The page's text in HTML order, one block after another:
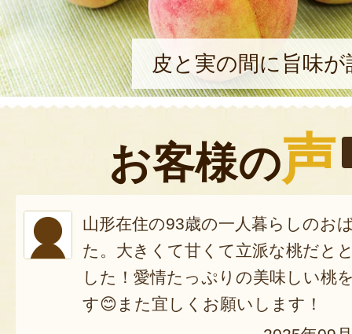
皮と実の間に旨味
お客様の声
山形在住の93歳の一人暮らしのお
た。大きくて甘くて立派な桃だと
した！愛情たっぷりの美味しい桃
す😊また宜しくお願いします！